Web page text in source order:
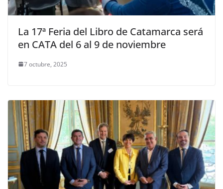
La 17ª Feria del Libro de Catamarca será
en CATA del 6 al 9 de noviembre
7 octubre, 2025